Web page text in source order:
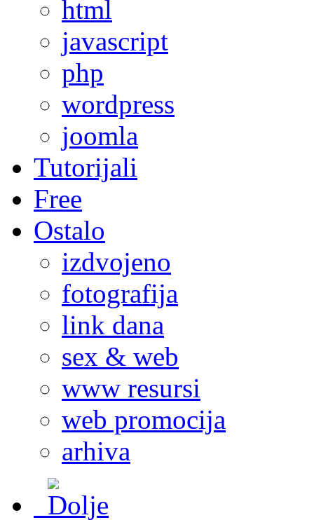
html
javascript
php
wordpress
joomla
Tutorijali
Free
Ostalo
izdvojeno
fotografija
link dana
sex & web
www resursi
web promocija
arhiva